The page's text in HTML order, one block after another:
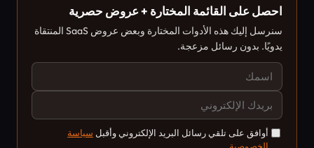
احصل على القائمة المختارة + عروض حصرية
سنرسل إليك هذه الأدوات المختارة وبعض عروض SaaS المنتقاة
يدويًا. بدون رسائل مزعجة.
أوافق على تلقي رسائل البريد الإلكتروني وأقبل سياسة